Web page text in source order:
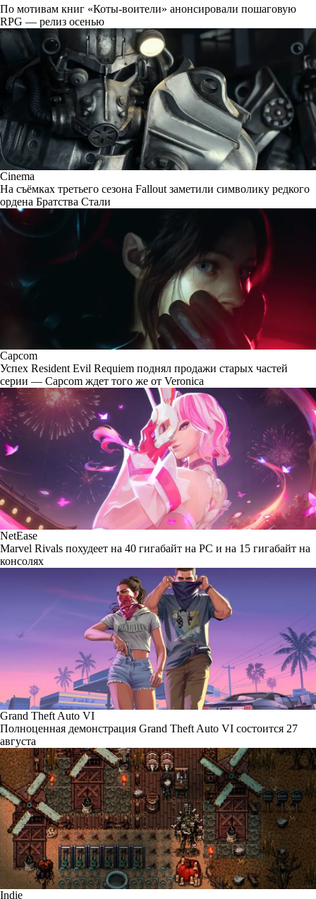
По мотивам книг «Коты-воители» анонсировали пошаговую
RPG — релиз осенью
Cinema
На съёмках третьего сезона Fallout заметили символику редкого
ордена Братства Стали
Capcom
Успех Resident Evil Requiem поднял продажи старых частей
серии — Capcom ждет того же от Veronica
NetEase
Marvel Rivals похудеет на 40 гигабайт на PC и на 15 гигабайт на
консолях
Grand Theft Auto VI
Полноценная демонстрация Grand Theft Auto VI состоится 27
августа
Indie